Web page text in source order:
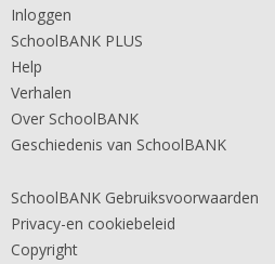
Inloggen
SchoolBANK PLUS
Help
Verhalen
Over SchoolBANK
Geschiedenis van SchoolBANK
SchoolBANK Gebruiksvoorwaarden
Privacy-en cookiebeleid
Copyright